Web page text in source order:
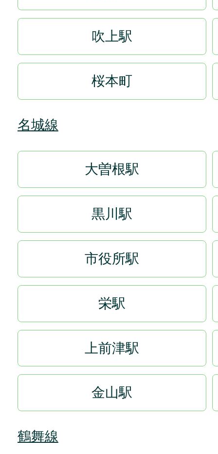
吹上駅
桜本町
名城線
大曽根駅
黒川駅
市役所駅
栄駅
上前津駅
金山駅
鶴舞線